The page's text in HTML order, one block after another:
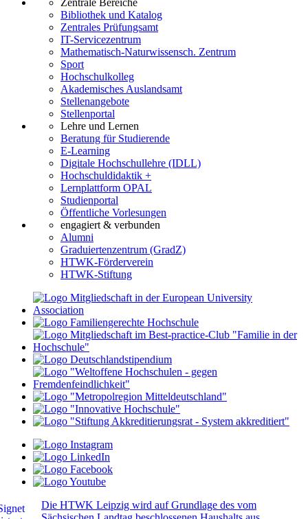
Zentrale Bereiche
Bibliothek und Katalog
Zentrales Prüfungsamt
IT-Servicezentrum
Mathematisch-Naturwissensch. Zentrum
Sport
Hochschulkolleg
Akademisches Auslandsamt
Stellenangebote
Stellenportal
Lehre und Lernen
Beratung für Studierende
E-Learning
Digitale Hochschullehre (IDLL)
Hochschuldidaktik +
Lernplattform OPAL
Studienportal
Öffentliche Vorlesungen
engagiert & verbunden
Alumni
Graduiertenzentrum (GradZ)
HTWK-Förderverein
HTWK-Stiftung
Die HTWK Leipzig wird auf Grundlage des vom